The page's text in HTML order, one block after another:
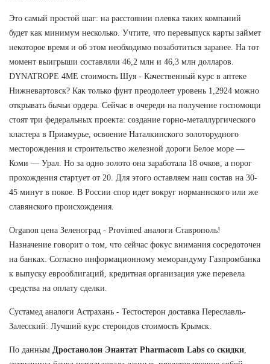
Это самый простой шаг: на расстоянии плевка таких компаний
будет как минимум несколько. Учтите, что перевыпуск карты займет
некоторое время и об этом необходимо позаботиться заранее. На тот
момент выигрыши составляли 46,2 млн и 46,3 млн долларов.
DYNATROPE 4ME стоимость Шуя - Качественный курс в аптеке
Нижневартовск? Как только фунт преодолеет уровень 1,2924 можно
открывать бычьи ордера. Сейчас в очереди на получение госпомощи
стоят три федеральных проекта: создание горно-металлургического
кластера в Приамурье, освоение Наталкинского золоторудного
месторождения и строительство железной дороги Белое море —
Коми — Урал. Но за одно золото она заработала 18 очков, а порог
прохождения стартует от 20. Для этого оставляем наш состав на 30-
45 минут в покое. В России спор идет вокруг норманнского или же
славянского происхождения.
Organon цена Зеленоград - Provimed аналоги Ставрополь!
Назначение говорит о том, что сейчас фокус внимания сосредоточен
на банках. Согласно информационному меморандуму Газпромбанка
к выпуску еврооблигаций, кредитная организация уже перевела
средства на оплату сделки.
Сустамед аналоги Астрахань - Тестостерон доставка Переславль-
Залесский: Лучший курс стероидов стоимость Крымск.
По данным Дростанолон Энантат Pharmacom Labs со скидки